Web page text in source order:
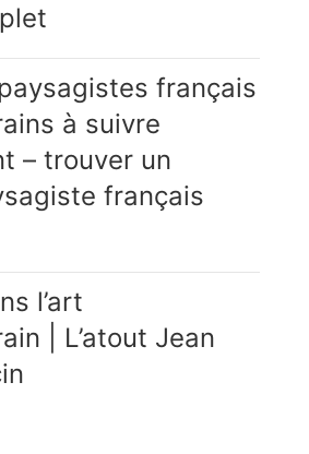
français
à suivre
– trouver un
français
l’art
| L’atout Jean